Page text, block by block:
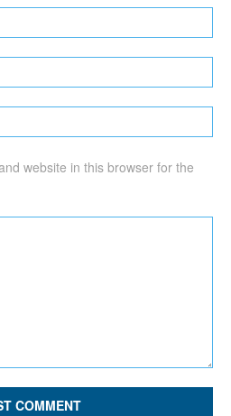
website in this browser for the